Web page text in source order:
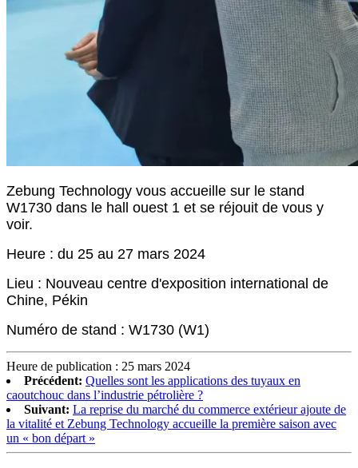
Zebung Technology vous accueille sur le stand
W1730 dans le hall ouest 1 et se réjouit de vous y
voir.
Heure : du 25 au 27 mars 2024
Lieu : Nouveau centre d'exposition international de
Chine, Pékin
Numéro de stand : W1730 (W1)
Heure de publication : 25 mars 2024
Précédent: Quelles sont les applications des tuyaux en
caoutchouc dans l’industrie pétrolière ?
Suivant: La reprise du marché du commerce extérieur ajoute de
la vitalité et Zebung Technology accueille la première saison avec
un « bon départ »